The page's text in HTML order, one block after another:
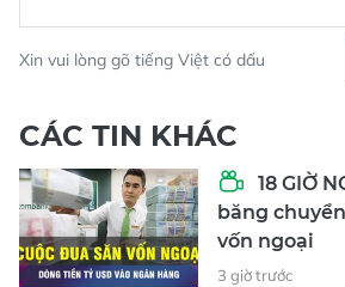
Xin vui lòng gõ tiếng Việt có dấu
CÁC TIN KHÁC
18 GIỜ
băng
vốn ngoại
3 giờ trước